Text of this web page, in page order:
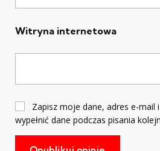
Witryna internetowa
Zapisz moje dane, adres e-mail
wypełnić dane podczas pisania